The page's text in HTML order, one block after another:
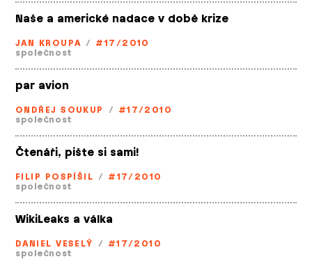
Naše a americké nadace v době krize
JAN KROUPA / #17/2010
společnost
par avion
ONDŘEJ SOUKUP / #17/2010
společnost
Čtenáři, pište si sami!
FILIP POSPÍŠIL / #17/2010
společnost
WikiLeaks a válka
DANIEL VESELÝ / #17/2010
společnost